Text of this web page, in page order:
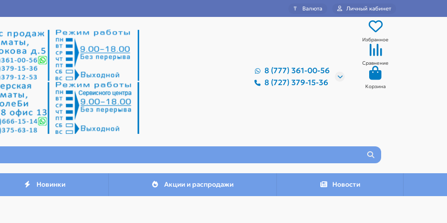
₸ Валюта Личный кабинет
8 (777) 361-00-56
8 (727) 379-15-36
Избранное
Сравнение
Корзина
Новинки Акции и распродажи Новости